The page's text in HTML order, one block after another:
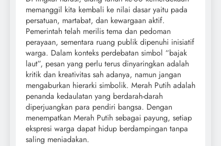
memanggil kita kembali ke nilai dasar yaitu pada
persatuan, martabat, dan kewargaan aktif.
Pemerintah telah merilis tema dan pedoman
perayaan, sementara ruang publik dipenuhi inisiatif
warga. Dalam konteks perdebatan simbol “bajak
laut”, pesan yang perlu terus dinyaringkan adalah
kritik dan kreativitas sah adanya, namun jangan
mengaburkan hierarki simbolik. Merah Putih adalah
penanda kedaulatan yang berdarah-darah
diperjuangkan para pendiri bangsa. Dengan
menempatkan Merah Putih sebagai payung, setiap
ekspresi warga dapat hidup berdampingan tanpa
saling meniadakan.